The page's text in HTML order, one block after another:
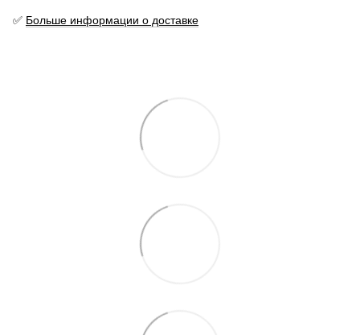
✅ Больше информации о доставке